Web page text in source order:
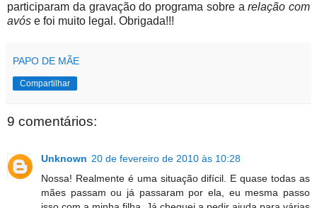
participaram da gravação do programa sobre arelação com
avós e foi muito legal. Obrigada!!!
PAPO DE MÃE
Compartilhar
9 comentários:
Unknown 20 de fevereiro de 2010 às 10:28
Nossa! Realmente é uma situação difícil. E quase todas as
mães passam ou já passaram por ela, eu mesma passo